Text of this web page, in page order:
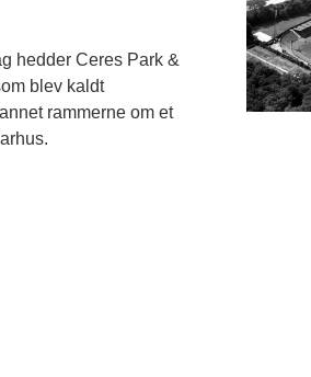
hedder Ceres Park &
blev kaldt
rammerne om et